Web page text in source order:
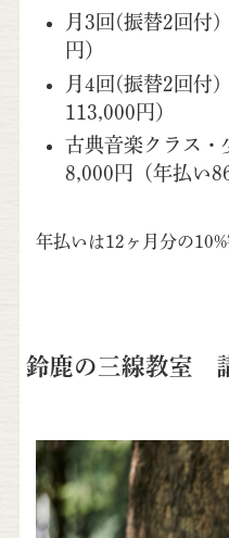
月3回(振替2回付)
円）
月4回(振替2回付)
113,000円）
古典音楽クラス・
8,000円（年払い
年払いは12ヶ月分の10%
鈴鹿の三線教室